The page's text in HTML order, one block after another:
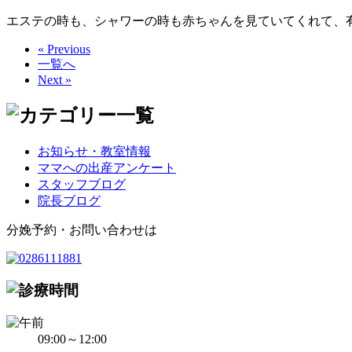
エステの時も、シャワーの時も赤ちゃんを見ていてくれて、
« Previous
一覧へ
Next »
お知らせ・教室情報
ママへの出産アンケート
スタッフブログ
院長ブログ
分娩予約・お問い合わせは
09:00～12:00